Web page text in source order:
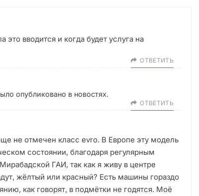
вводится и когда будет услуга на
ОТВЕТИТЬ
опубликовано в новостях.
ОТВЕТИТЬ
не отмечен класс evro. В Европе эту модель
состоянии, благодаря регулярным
ГАИ, так как я живу в центре
жёлтый или красный? Есть машины гораздо
как говорят, в подмётки не годятся. Моё